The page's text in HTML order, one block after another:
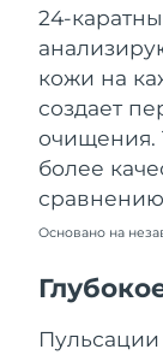
24-
кожи на
создает
очищения.
более
Основано на
Ливан
Литва